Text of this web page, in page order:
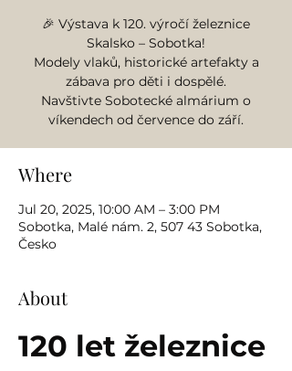
🎉 Výstava k 120. výročí železnice
Skalsko – Sobotka!
Modely vlaků, historické artefakty a
zábava pro děti i dospělé.
Navštivte Sobotecké almárium o
víkendech od července do září.
Where
Jul 20, 2025, 10:00 AM – 3:00 PM
Sobotka, Malé nám. 2, 507 43 Sobotka,
Česko
About
120 let železnice